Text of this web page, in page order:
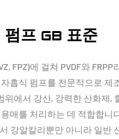
프 GB 표준
FPZ)에 걸쳐 PVDF와
흡식 펌프를 전문적으로 제
위에서 강산, 강력한 산화제,
매를 처리하는 데 적합합니
강알칼리뿐만 아니라 일반